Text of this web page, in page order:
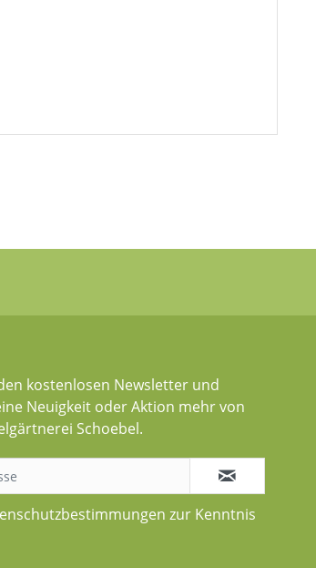
kostenlosen Newsletter und
Neuigkeit oder Aktion mehr von
Schoebel.
zur Kenntnis